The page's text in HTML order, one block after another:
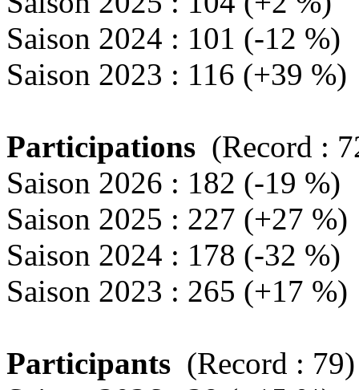
Saison 2024 : 101 (-12 %)
Saison 2023 : 116 (+39 %)
Participations (Record :
Saison 2026 : 182 (-19 %)
Saison 2025 : 227 (+27 %)
Saison 2024 : 178 (-32 %)
Saison 2023 : 265 (+17 %)
Participants (Record : 79)